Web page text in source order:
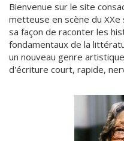
Bienvenue sur le site
metteuse en scène du
sa façon de raconter les
fondamentaux de la
un nouveau genre
d'écriture court, rapide,